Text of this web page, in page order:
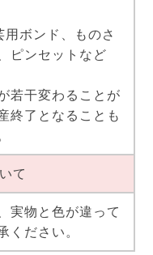
ボンド、ものさ
ピンセットなど
若干変わることが
終了となることも
て
実物と色が違って
ください。